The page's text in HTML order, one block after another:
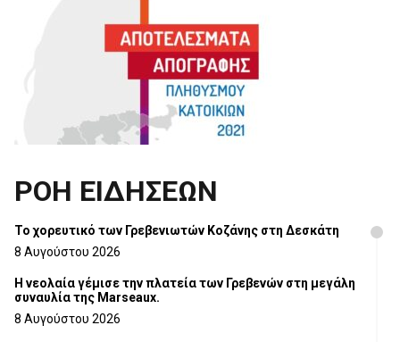
ΡΟΗ ΕΙΔΗΣΕΩΝ
Το χορευτικό των Γρεβενιωτών Κοζάνης στη Δεσκάτη
8 Αυγούστου 2026
Η νεολαία γέμισε την πλατεία των Γρεβενών στη μεγάλη
συναυλία της Marseaux.
8 Αυγούστου 2026